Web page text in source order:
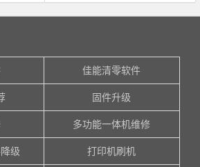
佳能清零软件
固件升级
多功能一体机维修
级 打印机刷机